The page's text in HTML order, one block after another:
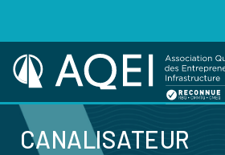
CANALISATEUR